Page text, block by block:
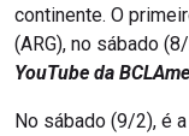
continente. O
(ARG), no sábado
YouTube da
No sábado (9/2), é